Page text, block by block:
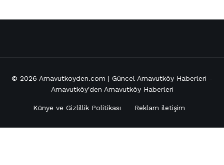
© 2026 Arnavutkoyden.com | Güncel Arnavutköy Haberleri -
Arnavutköy'den Arnavutköy Haberleri
Künye ve Gizlillik Politikası Reklam iletişim